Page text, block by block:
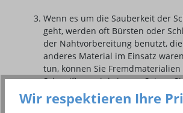
Wenn es um die Sauberkeit der
geht, werden oft Bürsten oder
der Nahtvorbereitung benutzt,
anderes Material im Einsatz
tun, können Sie
Schweißung einbringen. Setzen
Werkzeuge vor dem Alu
vorher nur mit Aluminium in
Wir respektieren Ihre